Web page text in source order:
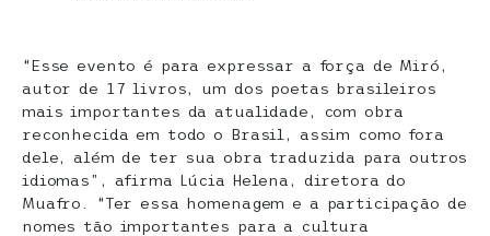
“Esse evento é para expressar a força de Miró,
autor de 17 livros, um dos poetas brasileiros
mais importantes da atualidade, com obra
reconhecida em todo o Brasil, assim como fora
dele, além de ter sua obra traduzida para outros
idiomas”, afirma Lúcia Helena, diretora do
Muafro. “Ter essa homenagem e a participação de
nomes tão importantes para a cultura